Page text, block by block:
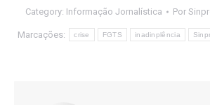
Category: Informação Jornalística Por
Marcações: crise FGTS inadinplência